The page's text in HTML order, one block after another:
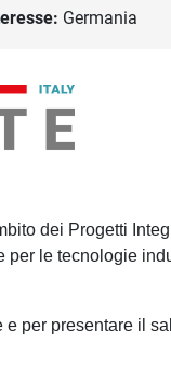
Germania
dei Progetti
per le tecnologie
per presentare il